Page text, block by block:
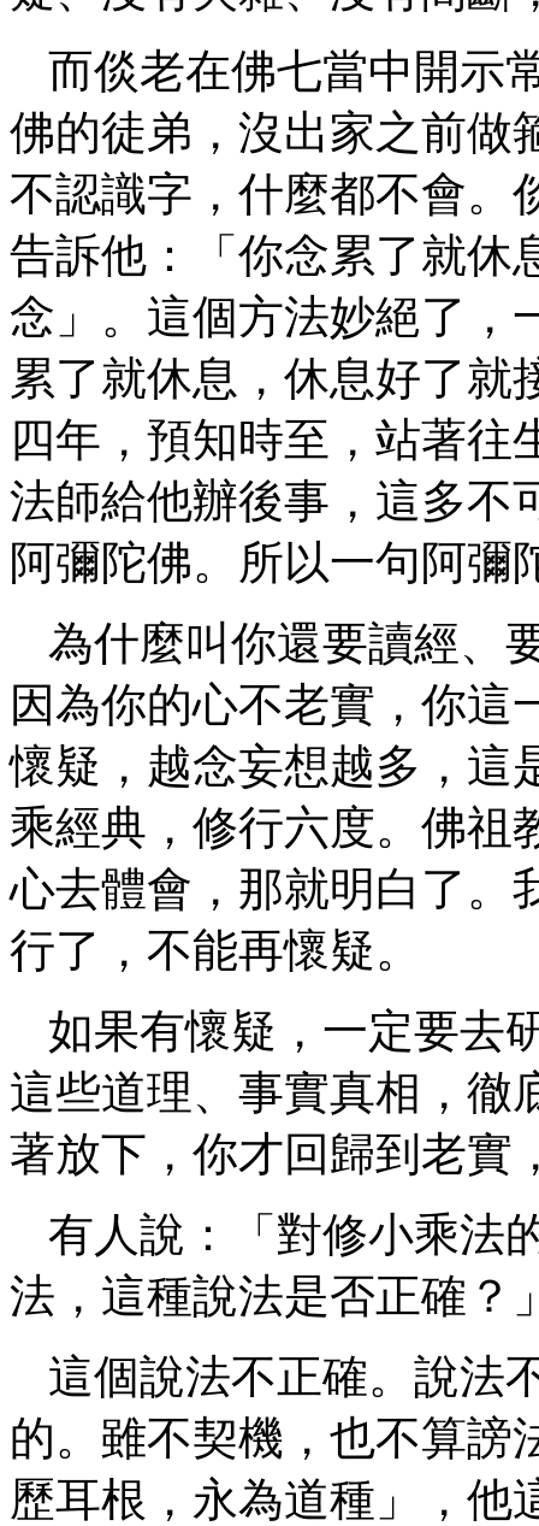
而倓老在佛七當中開示
佛的徒弟，沒出家之前做
不認識字，什麼都不會。
告訴他：「你念累了就休
念」。這個方法妙絕了，
累了就休息，休息好了就
四年，預知時至，站著往
法師給他辦後事，這多不
阿彌陀佛。所以一句阿彌
為什麼叫你還要讀經、
因為你的心不老實，你這
懷疑，越念妄想越多，這
乘經典，修行六度。佛祖
心去體會，那就明白了。
行了，不能再懷疑。
如果有懷疑，一定要去
這些道理、事實真相，徹
著放下，你才回歸到老實
有人說：「對修小乘法
法，這種說法是否正確？
這個說法不正確。說法
的。雖不契機，也不算謗
歷耳根，永為道種」，他